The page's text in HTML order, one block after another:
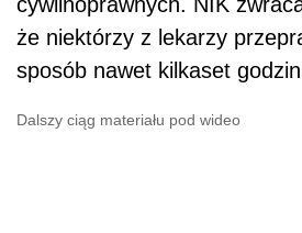
że niektórzy z lekarzy
sposób nawet kilkaset
Dalszy ciąg materiału pod wideo